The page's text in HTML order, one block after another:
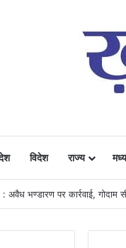
विदेश राज्य
तक : प्रधानमंत्री आवास योजना ने